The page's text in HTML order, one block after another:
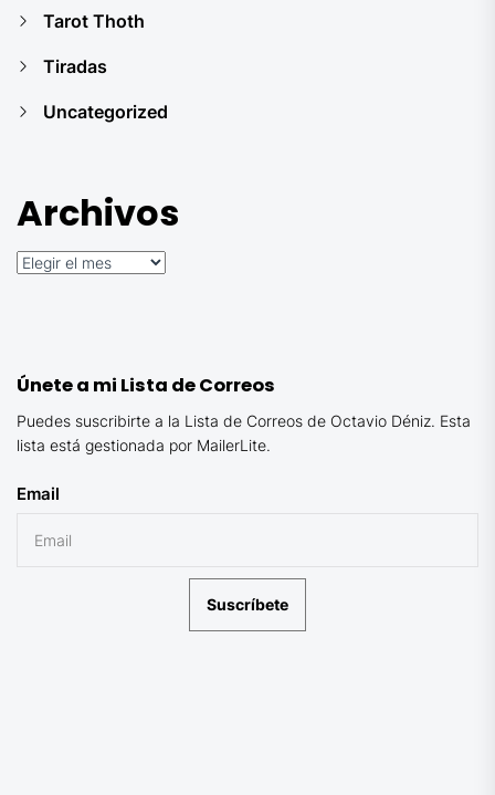
Tarot Thoth
Tiradas
Uncategorized
Archivos
Archivos
Únete a mi Lista de Correos
Puedes suscribirte a la Lista de Correos de Octavio Déniz. Esta
lista está gestionada por MailerLite.
Email
Suscríbete